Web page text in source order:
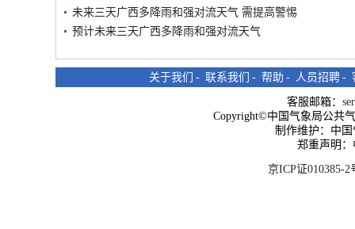
未来三天广西多降雨和强对流天气 需提高警惕
预计未来三天广西多降雨和强对流天气
关于我们 - 联系我们 - 帮助 - 人员招聘 -
客服邮箱：
Copyright©中国气象局公共
制作维护：中
郑重声明
京ICP证010385-2